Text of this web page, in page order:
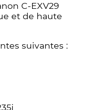
C-EXV29
et de haute
suivantes :